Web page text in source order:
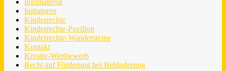
Infomaterial
Initiatoren
Kinderrechte
Kinderrechte-Pavillon
Kinderrechte-Wandersteine
Kontakt
Kreativ-Wettbewerb
Recht auf Förderung bei Behinderung